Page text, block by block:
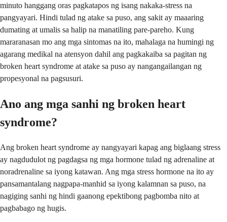
minuto hanggang oras pagkatapos ng isang nakaka-stress na
pangyayari. Hindi tulad ng atake sa puso, ang sakit ay maaaring
dumating at umalis sa halip na manatiling pare-pareho. Kung
mararanasan mo ang mga sintomas na ito, mahalaga na humingi ng
agarang medikal na atensyon dahil ang pagkakaiba sa pagitan ng
broken heart syndrome at atake sa puso ay nangangailangan ng
propesyonal na pagsusuri.
Ano ang mga sanhi ng broken heart
syndrome?
Ang broken heart syndrome ay nangyayari kapag ang biglaang stress
ay nagdudulot ng pagdagsa ng mga hormone tulad ng adrenaline at
noradrenaline sa iyong katawan. Ang mga stress hormone na ito ay
pansamantalang nagpapa-manhid sa iyong kalamnan sa puso, na
nagiging sanhi ng hindi gaanong epektibong pagbomba nito at
pagbabago ng hugis.